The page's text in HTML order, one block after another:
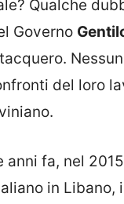
Qualche
Governo
del loro
fa, nel
in Libano,